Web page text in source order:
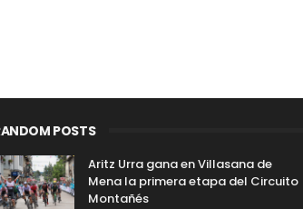
POSTS
Aritz Urra gana en Villasana de
Mena la primera etapa del Circuito
Montañés